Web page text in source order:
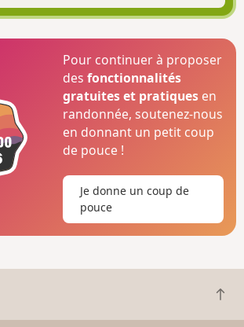
Pour continuer à proposer
desfonctionnalités
gratuites et pratiques en
randonnée, soutenez-nous
en donnant un petit coup
de pouce !
Je donne un coup de
pouce
R
e